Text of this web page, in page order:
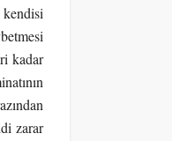
kendisi
kadar
zarar